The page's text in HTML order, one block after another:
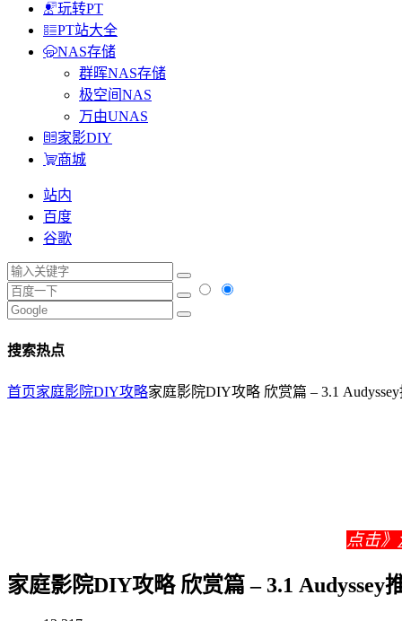
玩转PT
PT站大全
NAS存储
群晖NAS存储
极空间NAS
万由UNAS
家影DIY
商城
站内
百度
谷歌
搜索热点
首页家庭影院DIY攻略家庭影院DIY攻略 欣赏篇 – 3.1
点击》
家庭影院DIY攻略 欣赏篇 – 3.1 Audyssey